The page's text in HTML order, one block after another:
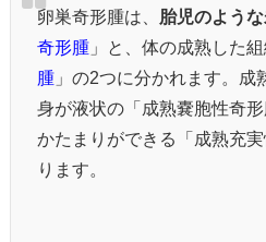
卵巣奇形腫は、 胎児のよう
奇形腫 」と、体の成熟した
腫 」の2つに分かれます。成
身が液状の「成熟嚢胞性奇形
かたまりができる「成熟充
ります。